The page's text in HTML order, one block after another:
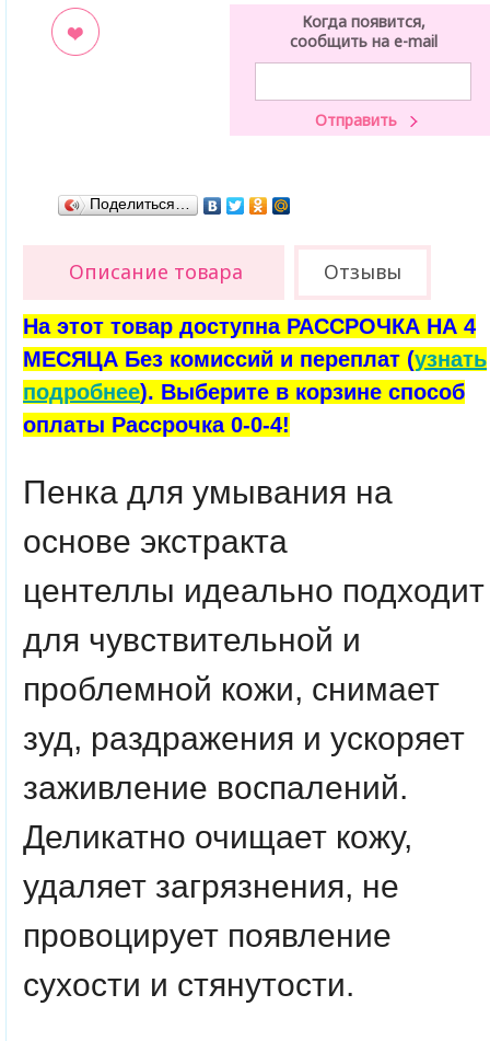
Когда появится,
сообщить на e-mail
Поделиться…
Описание товара Отзывы
На этот товар доступна РАССРОЧКА НА 4
МЕСЯЦА Без комиссий и переплат (узнать
подробнее). Выберите в корзине способ
оплаты Рассрочка 0-0-4!
Пенка для умывания на
основе экстракта
центеллы идеально подходит
для чувствительной и
проблемной кожи, снимает
зуд, раздражения и ускоряет
заживление воспалений.
Деликатно очищает кожу,
удаляет загрязнения, не
провоцирует появление
сухости и стянутости.